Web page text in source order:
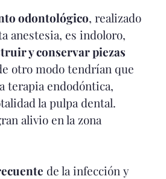
odontológico, realizado
anestesia, es indoloro,
y conservar piezas
otro modo tendrían que
terapia endodóntica,
la pulpa dental.
alivio en la zona
de la infección y